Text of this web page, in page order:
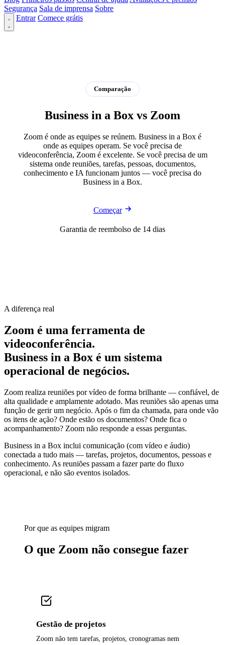
Segurança Sala de imprensa Sobre
Entrar Comece grátis
Comparação
Business in a Box vs Zoom
Zoom é onde as equipes se reúnem. Business in a Box é
onde as equipes operam. Se você precisa de
videoconferência, Zoom é excelente. Se você precisa de um
sistema onde reuniões, tarefas, pessoas, documentos,
conhecimento e IA funcionam juntos — você precisa do
Business in a Box.
Começar
Garantia de reembolso de 14 dias
A diferença real
Zoom é uma ferramenta de
videoconferência.
Business in a Box é um sistema
operacional de negócios.
Zoom realiza reuniões por vídeo de forma brilhante — confiável, de
alta qualidade e amplamente adotado. Mas reuniões são apenas uma
função de gerir um negócio. Após o fim da chamada, para onde vão
os itens de ação? Onde estão os documentos? Onde fica o
acompanhamento? Zoom não responde a essas perguntas.
Business in a Box inclui comunicação (com vídeo e áudio)
conectada a tudo mais — tarefas, projetos, documentos, pessoas e
conhecimento. As reuniões passam a fazer parte do fluxo
operacional, e não são eventos isolados.
Por que as equipes migram
O que Zoom não consegue fazer
Gestão de projetos
Zoom não tem tarefas, projetos, cronogramas nem